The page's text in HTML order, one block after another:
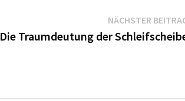
NÄCHSTER
Die Traumdeutung der